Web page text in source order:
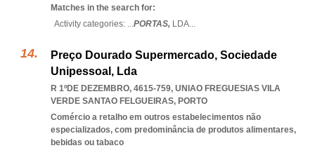
Matches in the search for:
Activity categories: ...PORTAS, LDA...
Preço Dourado Supermercado, Sociedade
Unipessoal, Lda
R 1ºDE DEZEMBRO, 4615-759, UNIAO FREGUESIAS VILA
VERDE SANTAO FELGUEIRAS, PORTO
Comércio a retalho em outros estabelecimentos não
especializados, com predominância de produtos alimentares,
bebidas ou tabaco